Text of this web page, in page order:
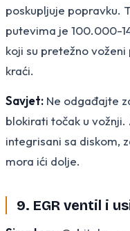
poskupljuje popravku.
putevima je 100.000-
koji su pretežno
kraći.
Savjet: Ne odgađajte
blokirati točak u vožnji.
integrisani sa diskom,
mora ići dolje.
9. EGR ventil i